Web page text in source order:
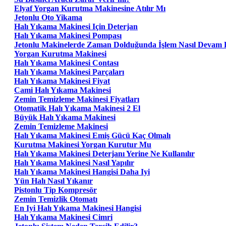
Elyaf Yorgan Kurutma Makinesine Atılır Mı
Jetonlu Oto Yikama
Halı Yıkama Makinesi Için Deterjan
Halı Yıkama Makinesi Pompası
Jetonlu Makinelerde Zaman Dolduğunda İşlem Nasıl Devam
Yorgan Kurutma Makinesi
Halı Yıkama Makinesi Contası
Halı Yıkama Makinesi Parçaları
Halı Yıkama Makinesi Fiyat
Cami Halı Yıkama Makinesi
Zemin Temizleme Makinesi Fiyatları
Otomatik Halı Yıkama Makinesi 2 El
Büyük Halı Yıkama Makinesi
Zemin Temizleme Makinesi
Halı Yıkama Makinesi Emiş Gücü Kaç Olmalı
Kurutma Makinesi Yorgan Kurutur Mu
Halı Yıkama Makinesi Deterjanı Yerine Ne Kullanılır
Halı Yıkama Makinesi Nasıl Yapılır
Halı Yıkama Makinesi Hangisi Daha Iyi
Yün Halı Nasıl Yıkanır
Pistonlu Tip Kompresör
Zemin Temizlik Otomatı
En Iyi Halı Yıkama Makinesi Hangisi
Halı Yıkama Makinesi Cimri